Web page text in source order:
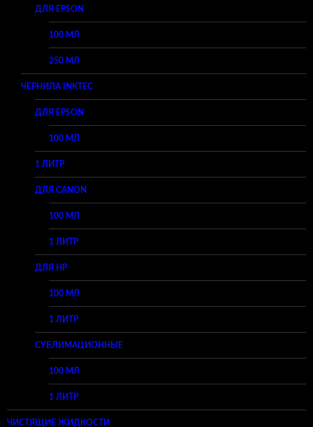
ДЛЯ EPSON
100 МЛ
250 МЛ
ЧЕРНИЛА INKTEC
ДЛЯ EPSON
100 МЛ
1 ЛИТР
ДЛЯ CANON
100 МЛ
1 ЛИТР
ДЛЯ HP
100 МЛ
1 ЛИТР
СУБЛИМАЦИОННЫЕ
100 МЛ
1 ЛИТР
ЧИСТЯЩИЕ ЖИДКОСТИ